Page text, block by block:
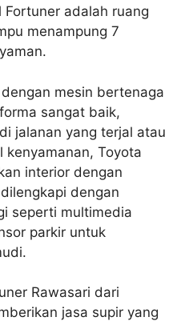
Fortuner adalah ruang
menampung 7
mesin bertenaga
sangat baik,
jalanan yang terjal atau
kenyamanan, Toyota
interior dengan
dengan
seperti multimedia
parkir untuk
Rawasari dari
jasa supir yang